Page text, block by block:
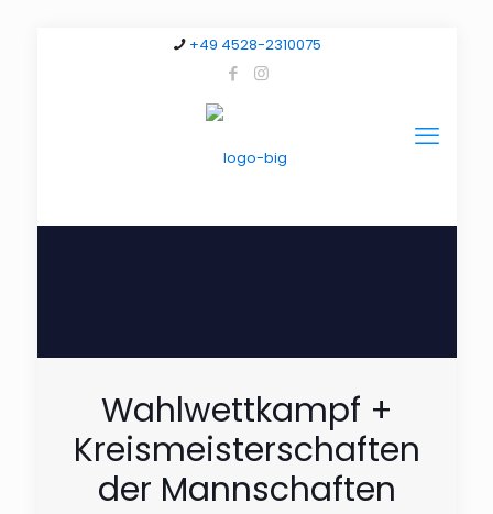
+49 4528-2310075
Wahlwettkampf +
Kreismeisterschaften
der Mannschaften